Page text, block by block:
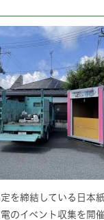
を締結している日本
のイベント収集を開催